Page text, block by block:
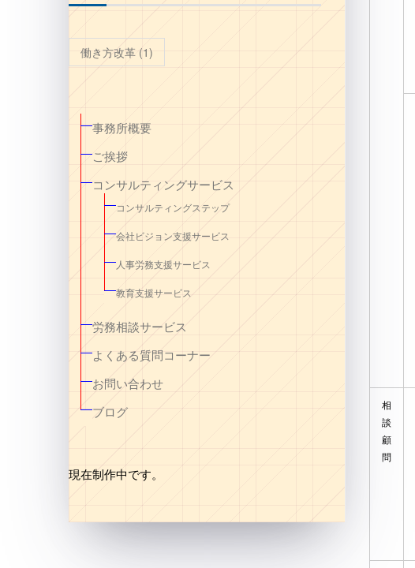
相
談
顧
問
働き方改革(1)
事務所概要
ご挨拶
コンサルティングサービス
コンサルティングステップ
会社ビジョン支援サービス
人事労務支援サービス
教育支援サービス
労務相談サービス
よくある質問コーナー
お問い合わせ
ブログ
現在制作中です。